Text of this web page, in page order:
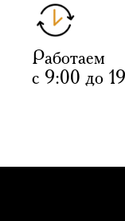
Работаем
с 9:00 до